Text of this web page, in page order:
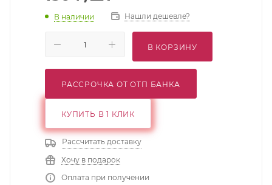
В наличии Нашли дешевле?
В КОРЗИНУ
РАССРОЧКА ОТ ОТП БАНКА
КУПИТЬ В 1 КЛИК
Рассчитать доставку
Хочу в подарок
Оплата при получении